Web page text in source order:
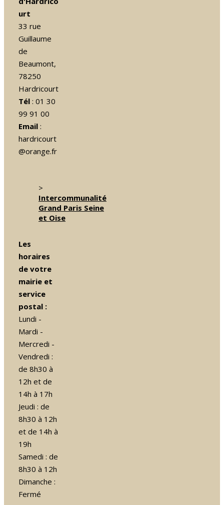
urt
33 rue
Guillaume
de
Beaumont,
78250
Hardricourt
Tél : 01 30
99 91 00
Email :
hardricourt
@orange.fr
>
Intercommunalité
Grand Paris Seine
et Oise
Les
horaires
de votre
mairie et
service
postal :
Lundi -
Mardi -
Mercredi -
Vendredi :
de 8h30 à
12h et de
14h à 17h
Jeudi : de
8h30 à 12h
et de 14h à
19h
Samedi : de
8h30 à 12h
Dimanche :
Fermé